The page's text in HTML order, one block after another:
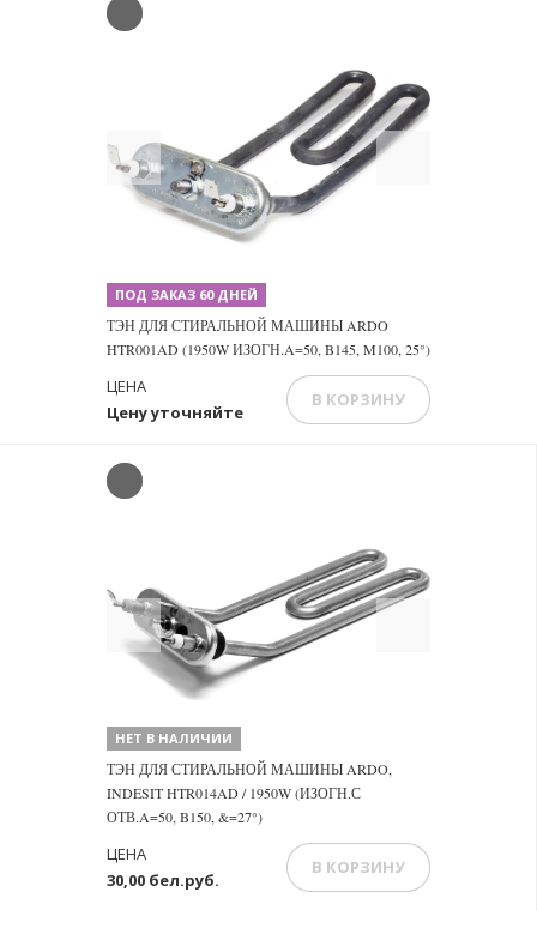
Previous
ПОД ЗАКАЗ 60 ДНЕЙ
ТЭН ДЛЯ СТИРАЛЬНОЙ МАШИНЫ ARDO
HTR001AD (1950W ИЗОГН.A=50, B145, M100, 25°)
Цену уточняйте
ЦЕНА
В КОРЗИНУ
Previous
НЕТ В НАЛИЧИИ
ТЭН ДЛЯ СТИРАЛЬНОЙ МАШИНЫ ARDO,
INDESIT HTR014AD / 1950W (ИЗОГН.С
ОТВ.A=50, B150, &=27°)
30,00 бел.руб.
ЦЕНА
В КОРЗИНУ